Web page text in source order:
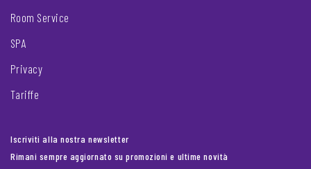
Room Service
SPA
Privacy
Tariffe
Iscriviti alla nostra newsletter
Rimani sempre aggiornato su promozioni e ultime novità